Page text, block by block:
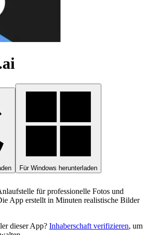
Für Windows herunterladen
für professionelle Fotos und
App erstellt in Minuten realistische Bilder
dieser App? Inhaberschaft verifizieren, um